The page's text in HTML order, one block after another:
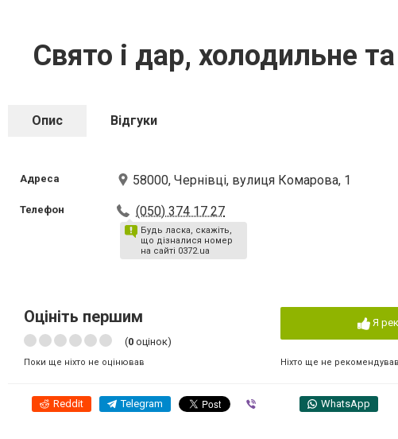
Свято і дар, холодильне
Опис Відгуки
Адреса 58000, Чернівці, вулиця Комарова, 1
Телефон (050) 374 17 27
Будь ласка, скажіть,
що дізналися номер
на сайті 0372.ua
Оцініть першим
(0 оцінок)
Поки ще ніхто не оцінював
Я
Ніхто ще не рекомендував
Reddit Telegram WhatsApp